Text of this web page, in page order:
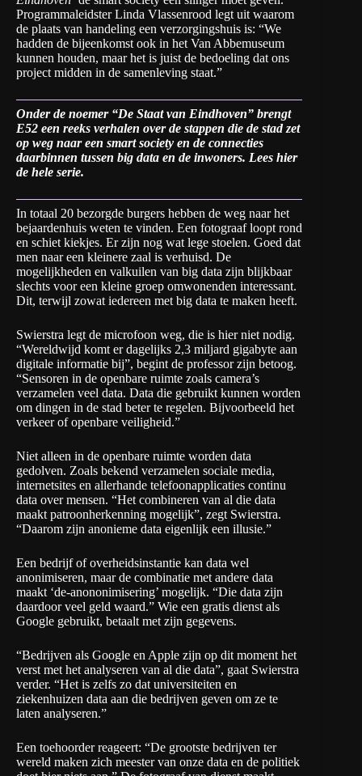
Programmaleidster Linda Vlassenrood legt uit waarom
de plaats van handeling een verzorgingshuis is: “We
hadden de bijeenkomst ook in het Van Abbemuseum
kunnen houden, maar het is juist de bedoeling dat ons
project midden in de samenleving staat.”
Onder de noemer “De Staat van Eindhoven” brengt
E52 een reeks verhalen over de stappen die de stad zet
op weg naar een smart society en de connecties
daarbinnen tussen big data en de inwoners. Lees hier
de hele serie.
In totaal 20 bezorgde burgers hebben de weg naar het
bejaardenhuis weten te vinden. Een fotograaf loopt rond
en schiet kiekjes. Er zijn nog wat lege stoelen. Goed dat
men naar een kleinere zaal is verhuisd. De
mogelijkheden en valkuilen van big data zijn blijkbaar
slechts voor een kleine groep omwonenden interessant.
Dit, terwijl zowat iedereen met big data te maken heeft.
Swierstra legt de microfoon weg, die is hier niet nodig.
“Wereldwijd komt er dagelijks 2,3 miljard gigabyte aan
digitale informatie bij”, begint de professor zijn betoog.
“Sensoren in de openbare ruimte zoals camera’s
verzamelen veel data. Data die gebruikt kunnen worden
om dingen in de stad beter te regelen. Bijvoorbeeld het
verkeer of openbare veiligheid.”
Niet alleen in de openbare ruimte worden data
gedolven. Zoals bekend verzamelen sociale media,
internetsites en allerhande telefoonapplicaties continu
data over mensen. “Het combineren van al die data
maakt patroonherkenning mogelijk”, zegt Swierstra.
“Daarom zijn anonieme data eigenlijk een illusie.”
Een bedrijf of overheidsinstantie kan data wel
anonimiseren, maar de combinatie met andere data
maakt ‘de-anononimisering’ mogelijk. “Die data zijn
daardoor veel geld waard.” Wie een gratis dienst als
Google gebruikt, betaalt met zijn gegevens.
“Bedrijven als Google en Apple zijn op dit moment het
verst met het analyseren van al die data”, gaat Swierstra
verder. “Het is zelfs zo dat universiteiten en
ziekenhuizen data aan die bedrijven geven om ze te
laten analyseren.”
Een toehoorder reageert: “De grootste bedrijven ter
wereld maken zich meester van onze data en de politiek